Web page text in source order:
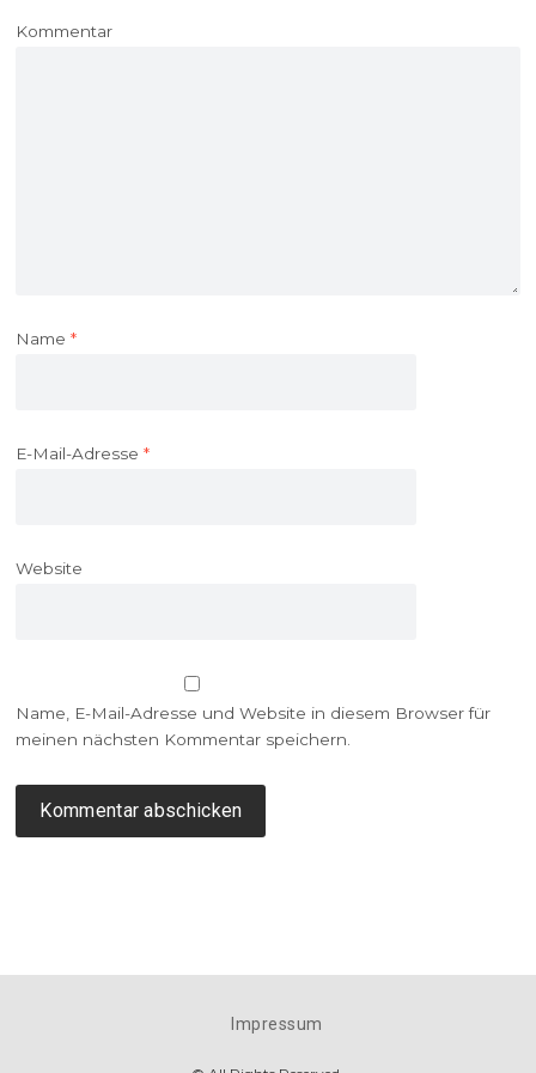
Kommentar
Name*
E-Mail-Adresse*
Website
Name, E-Mail-Adresse und Website in diesem Browser für
meinen nächsten Kommentar speichern.
Impressum